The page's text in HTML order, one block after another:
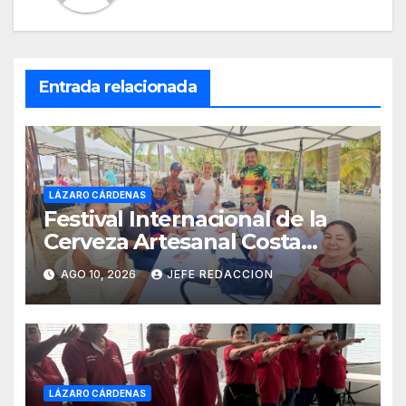
Entrada relacionada
LÁZARO CÁRDENAS
Festival Internacional de la
Cerveza Artesanal Costa
Michoacán 2026 Cerro su 19ª
Edición
AGO 10, 2026 JEFE REDACCION
LÁZARO CÁRDENAS